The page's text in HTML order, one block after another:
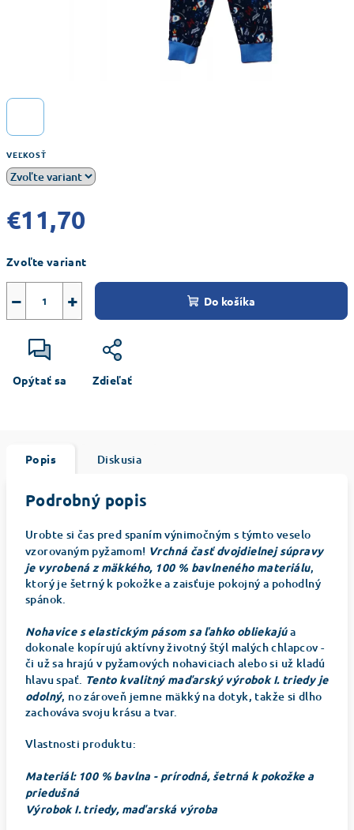
VEĽKOSŤ
€11,70
cena:
Zvoľte variant
+
− Do košíka
Opýtať sa Zdieľať
Popis Diskusia
Podrobný popis
Urobte si čas pred spaním výnimočným s týmto veselo
vzorovaným pyžamom! Vrchná časť dvojdielnej súpravy
je vyrobená z mäkkého, 100 % bavlneného materiálu,
ktorý je šetrný k pokožke a zaisťuje pokojný a pohodlný
spánok.
Nohavice s elastickým pásom sa ľahko obliekajúa
dokonale kopírujú aktívny životný štýl malých chlapcov -
či už sa hrajú v pyžamových nohaviciach alebo si už kladú
hlavu spať. Tento kvalitný maďarský výrobok I. triedy je
odolný, no zároveň jemne mäkký na dotyk, takže si dlho
zachováva svoju krásu a tvar.
Vlastnosti produktu:
Materiál: 100 % bavlna - prírodná, šetrná k pokožke a
priedušná
VýrobokI. triedy, maďarská výroba